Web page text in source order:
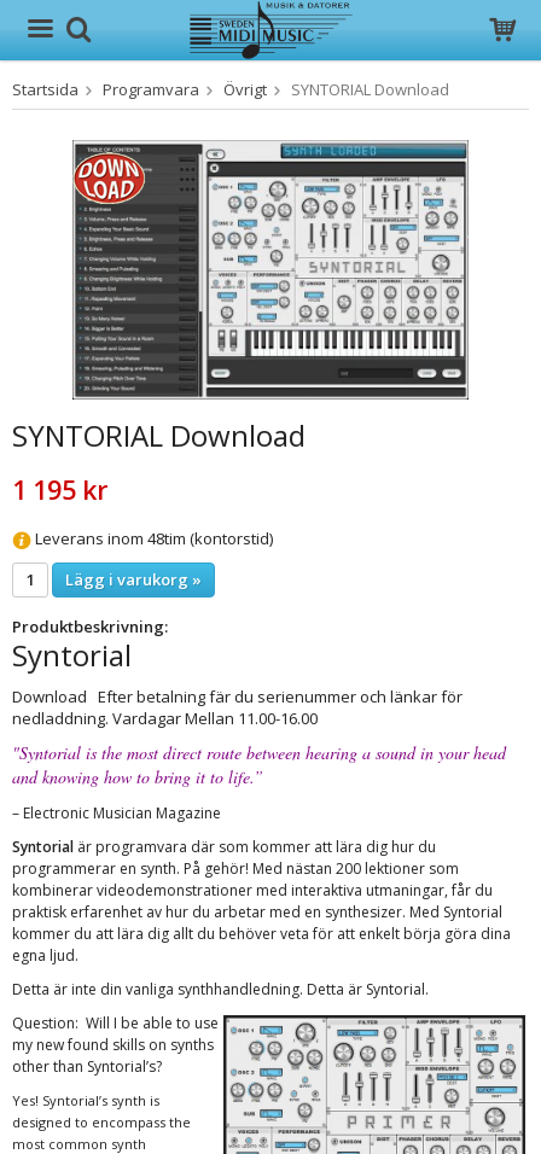
Produkten har blivit tillagd i varukorgen
Startsida Programvara Övrigt SYNTORIAL Download
SYNTORIAL Download
1 195 kr
Leverans inom 48tim (kontorstid)
Lägg i varukorg »
Produktbeskrivning:
Syntorial
Download Efter betalning fär du serienummer och länkar för
nedladdning. Vardagar Mellan 11.00-16.00
"Syntorial is the most direct route between hearing a sound in your head
and knowing how to bring it to life.”
– Electronic Musician Magazine
Syntorial är programvara där som kommer att lära dig hur du
programmerar en synth. På gehör! Med nästan 200 lektioner som
kombinerar videodemonstrationer med interaktiva utmaningar, får du
praktisk erfarenhet av hur du arbetar med en synthesizer. Med Syntorial
kommer du att lära dig allt du behöver veta för att enkelt börja göra dina
egna ljud.
Detta är inte din vanliga synthhandledning. Detta är Syntorial.
Question: Will I be able to use
my new found skills on synths
other than Syntorial’s?
Yes! Syntorial’s synth is
designed to encompass the
most common synth